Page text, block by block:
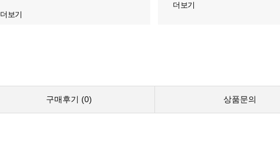
더보기
더보기
구매후기 (0) 상품문의